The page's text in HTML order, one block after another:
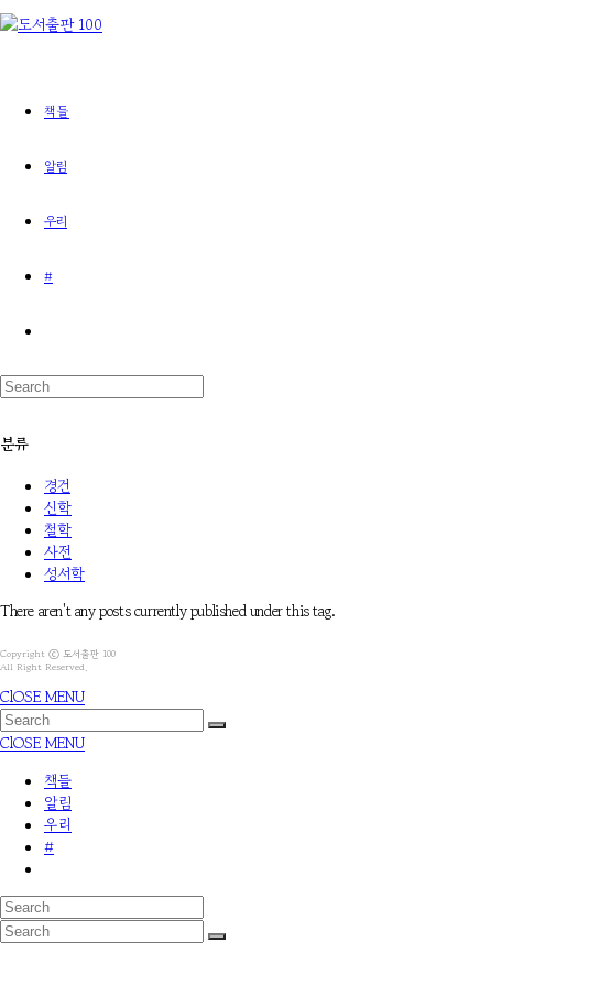
책들
알림
우리
#
분류
경건
신학
철학
사전
성서학
There aren't any posts currently published under this tag.
Copyright ⓒ 도서출판 100
All Right Reserved.
ClOSE MENU
ClOSE MENU
책들
알림
우리
#